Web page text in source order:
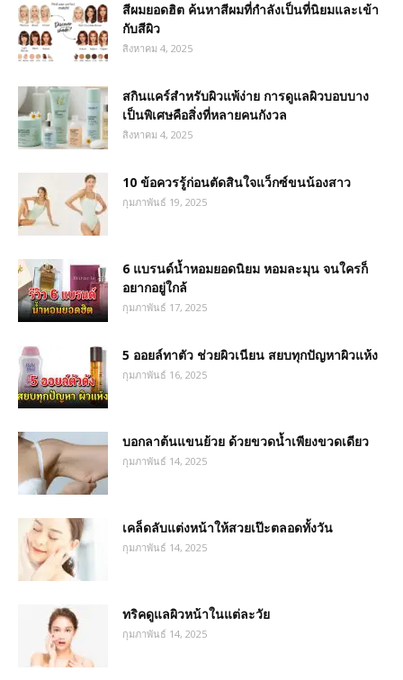
สีผมยอดฮิต ค้นหาสีผมที่กำลังเป็นที่นิยมและเข้า
กับสีผิว
สิงหาคม 4, 2025
สกินแคร์สำหรับผิวแพ้ง่าย การดูแลผิวบอบบาง
เป็นพิเศษคือสิ่งที่หลายคนกังวล
สิงหาคม 4, 2025
10 ข้อควรรู้ก่อนตัดสินใจแว็กซ์ขนน้องสาว
กุมภาพันธ์ 19, 2025
6 แบรนด์น้ำหอมยอดนิยม หอมละมุน จนใครก็
อยากอยู่ใกล้
กุมภาพันธ์ 17, 2025
5 ออยล์ทาตัว ช่วยผิวเนียน สยบทุกปัญหาผิวแห้ง
กุมภาพันธ์ 16, 2025
บอกลาต้นแขนย้วย ด้วยขวดน้ำเพียงขวดเดียว
กุมภาพันธ์ 14, 2025
เคล็ดลับแต่งหน้าให้สวยเป๊ะตลอดทั้งวัน
กุมภาพันธ์ 14, 2025
ทริคดูแลผิวหน้าในแต่ละวัย
กุมภาพันธ์ 14, 2025